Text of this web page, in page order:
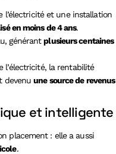
l’électricité et une installation
en moins de 4 ans.
générantplusieurs centaines
l’électricité, la rentabilité
devenuune source de revenus
et intelligente
placement : elle a aussi
.